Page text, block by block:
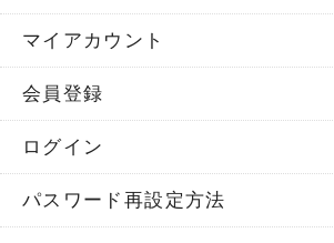
マイアカウント
会員登録
ログイン
パスワード再設定方法